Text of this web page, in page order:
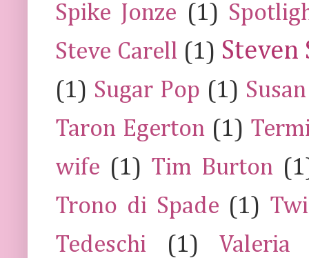
Spike Jonze (1)
Steve Carell (1) Steven
(1) Sugar Pop (1)
Taron Egerton (1)
wife (1) Tim Burton
Trono di Spade (1)
Tedeschi
(1) Valeria